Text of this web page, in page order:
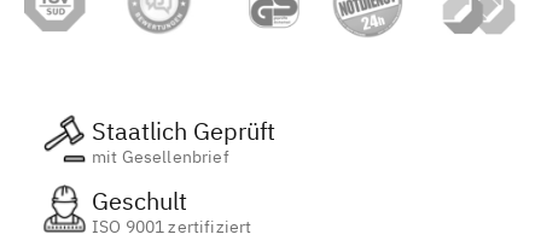
Staatlich Geprüft
mit Gesellenbrief
Geschult
ISO 9001 zertifiziert